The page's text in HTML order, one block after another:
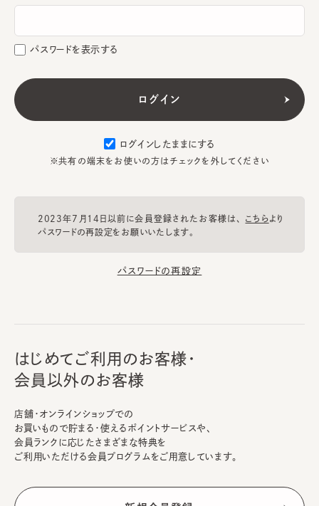
パスワードを表示する
ログインしたままにする
※共有の端末をお使いの方はチェックを外してください
2023年7月14日以前に会員登録されたお客様は、 こちらより
パスワードの再設定をお願いいたします。
パスワードの再設定
はじめてご利用のお客様・
会員以外のお客様
店舗・オンラインショップでの
お買いもので貯まる・使えるポイントサービスや、
会員ランクに応じたさまざまな特典を
ご利用いただける会員プログラムをご用意しています。